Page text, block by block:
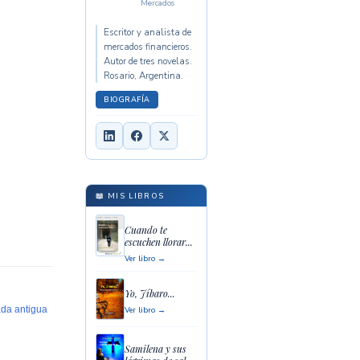
antigua
Mercados
Escritor y analista de
mercados financieros.
Autor de tres novelas.
Rosario, Argentina.
BIOGRAFÍA
📖 MIS LIBROS
Cuando te
escuchen llorar...
Ver libro →
Yo, Jíbaro...
Ver libro →
Samilena y sus